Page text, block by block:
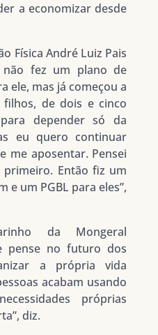
a economizar desde
Física André Luiz Pais
não fez um plano de
ele, mas já começou a
de dois e cinco
depender só da
eu quero continuar
me aposentar. Pensei
Então fiz um
e um PGBL para eles”,
da Mongeral
pense no futuro dos
a própria vida
acabam usando
próprias
diz.